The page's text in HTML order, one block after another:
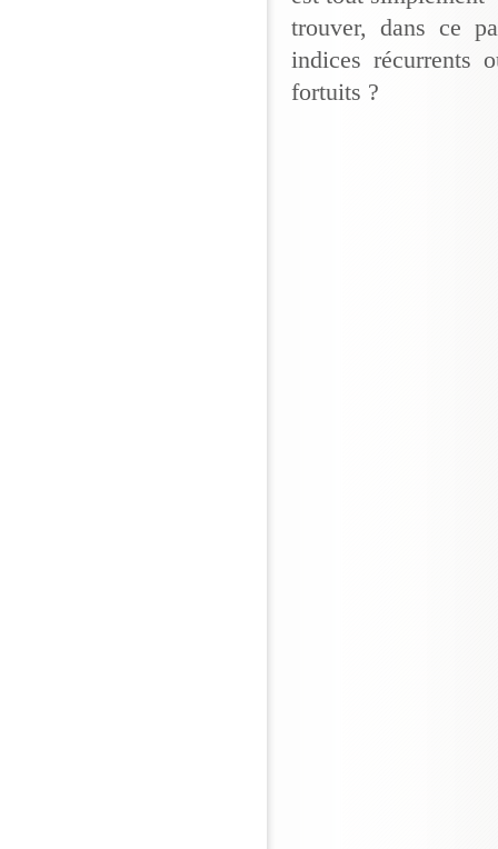
trouver, dans ce
indices récurrents
fortuits ?